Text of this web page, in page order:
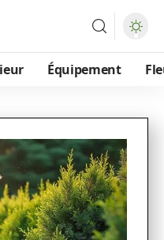
Équipement